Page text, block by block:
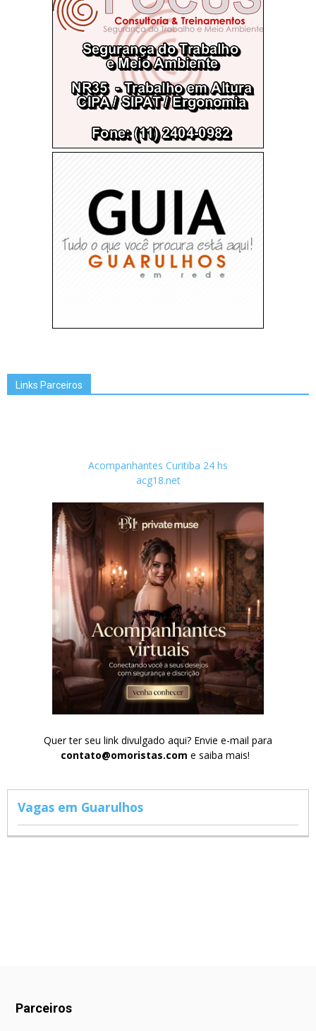
Links Parceiros
Acompanhantes Curitiba 24 hs
acg18.net
Quer ter seu link divulgado aqui? Envie e-mail para
contato@omoristas.com e saiba mais!
Vagas em Guarulhos
Parceiros